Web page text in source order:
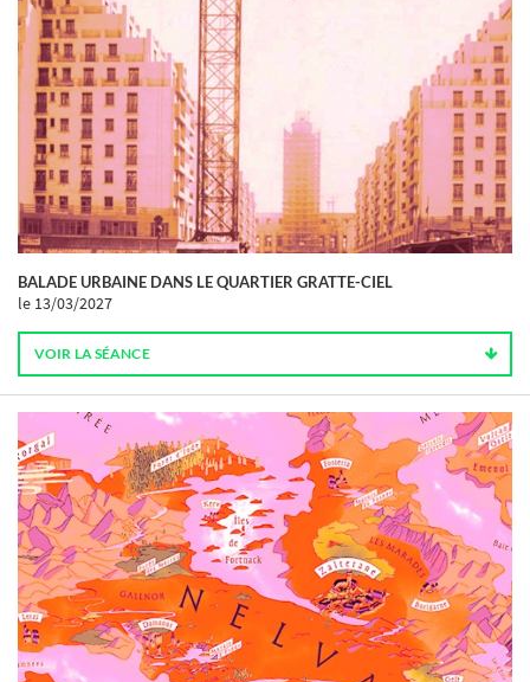
BALADE URBAINE DANS LE QUARTIER GRATTE-CIEL
le 13/03/2027
VOIR LA SÉANCE